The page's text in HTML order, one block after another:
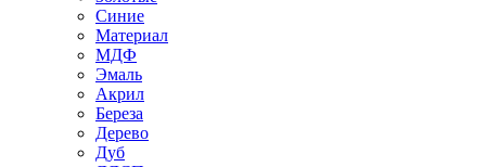
Синие
Материал
МДФ
Эмаль
Акрил
Береза
Дерево
Дуб